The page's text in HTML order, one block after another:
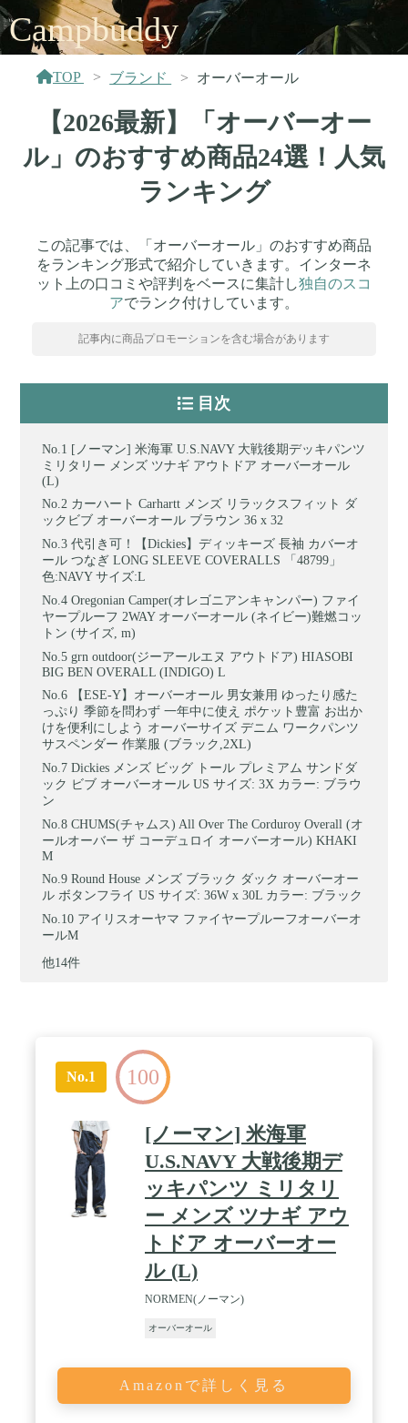
Campbuddy
TOP ブランド オーバーオール
【2026最新】「オーバーオー
ル」のおすすめ商品24選！人気
ランキング
この記事では、「オーバーオール」のおすすめ商品
をランキング形式で紹介していきます。インターネ
ット上の口コミや評判をベースに集計し独自のスコ
アでランク付けしています。
記事内に商品プロモーションを含む場合があります
目次
[ノーマン] 米海軍 U.S.NAVY 大戦後期デッキパンツ
ミリタリー メンズ ツナギ アウトドア オーバーオール
(L)
カーハート Carhartt メンズ リラックスフィット ダ
ックビブ オーバーオール ブラウン 36 x 32
代引き可！【Dickies】ディッキーズ 長袖 カバーオ
ール つなぎ LONG SLEEVE COVERALLS 「48799」
色:NAVY サイズ:L
Oregonian Camper(オレゴニアンキャンパー) ファイ
ヤープルーフ 2WAY オーバーオール (ネイビー)難燃コッ
トン (サイズ, m)
grn outdoor(ジーアールエヌ アウトドア) HIASOBI
BIG BEN OVERALL (INDIGO) L
【ESE-Y】オーバーオール 男女兼用 ゆったり感た
っぷり 季節を問わず 一年中に使え ポケット豊富 お出か
けを便利にしよう オーバーサイズ デニム ワークパンツ
サスペンダー 作業服 (ブラック,2XL)
Dickies メンズ ビッグ トール プレミアム サンドダ
ック ビブ オーバーオール US サイズ: 3X カラー: ブラウ
ン
CHUMS(チャムス) All Over The Corduroy Overall (オ
ールオーバー ザ コーデュロイ オーバーオール) KHAKI
M
Round House メンズ ブラック ダック オーバーオー
ル ボタンフライ US サイズ: 36W x 30L カラー: ブラック
アイリスオーヤマ ファイヤープルーフオーバーオ
ールM
他14件
No.1 100
[ノーマン] 米海軍
U.S.NAVY 大戦後期デ
ッキパンツ ミリタリ
ー メンズ ツナギ アウ
トドア オーバーオー
ル (L)
NORMEN(ノーマン)
オーバーオール
Amazonで詳しく見る